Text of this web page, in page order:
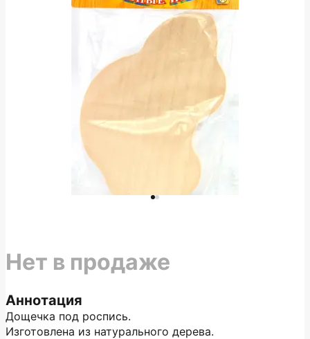
Аннотация
Дощечка под роспись.
Изготовлена из натурального дерева.
Нет в продаже